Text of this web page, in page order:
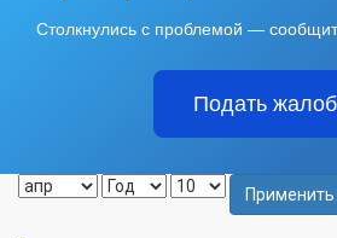
Столкнулись с проблемой —
Подать
Применить